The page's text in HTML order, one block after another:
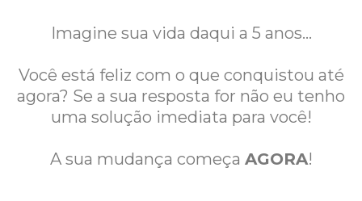
Imagine sua vida daqui a 5 anos...
Você está feliz com o que conquistou até
agora? Se a sua resposta for não eu tenho
uma solução imediata para você!
A sua mudança começa AGORA!